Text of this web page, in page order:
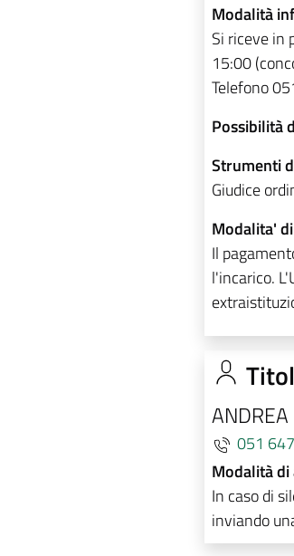
Modalità
Si riceve in
15:00
Telefono
Possibilità
Strumenti
Giudice
Modalita'
Il
l'incarico.
ANDREA
051
Modalità
In caso di
inviando